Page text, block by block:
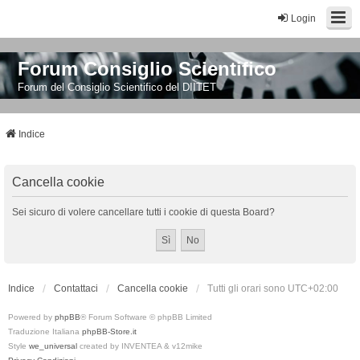
Login
Forum Consiglio Scientifico
Forum del Consiglio Scientifico del DIITET
Indice
Cancella cookie
Sei sicuro di volere cancellare tutti i cookie di questa Board?
Indice Contattaci Cancella cookie Tutti gli orari sono UTC+02:00
Powered by phpBB® Forum Software © phpBB Limited
Traduzione Italiana phpBB-Store.it
Style we_universal created by INVENTEA & v12mike